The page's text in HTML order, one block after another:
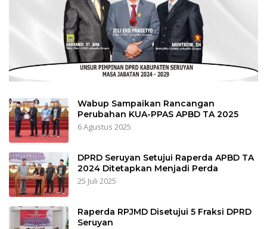
Wabup Sampaikan Rancangan
Perubahan KUA-PPAS APBD TA 2025
6 Agustus 2025
DPRD Seruyan Setujui Raperda APBD TA
2024 Ditetapkan Menjadi Perda
25 Juli 2025
Raperda RPJMD Disetujui 5 Fraksi DPRD
Seruyan